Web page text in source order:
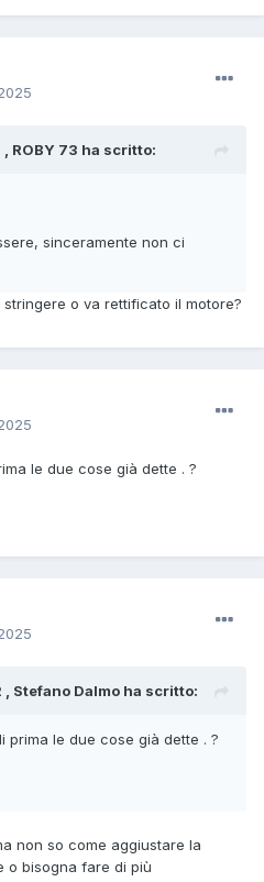
ROBY 73 ha scritto:
sinceramente non ci
o va rettificato il motore?
le due cose già dette . ?
Stefano Dalmo ha scritto:
prima le due cose già dette . ?
non so come aggiustare la
o bisogna fare di più